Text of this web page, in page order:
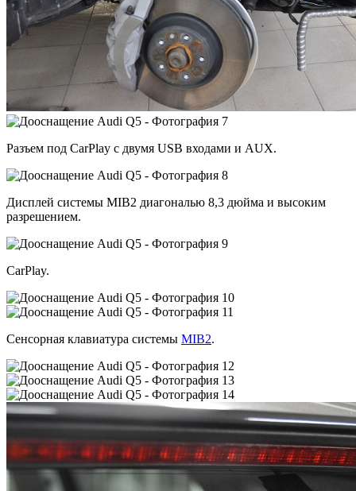
Разъем под CarPlay с двумя USB входами и AUX.
Дисплей системы MIB2 диагональю 8,3 дюйма и высоким
разрешением.
CarPlay.
Сенсорная клавиатура системы MIB2.